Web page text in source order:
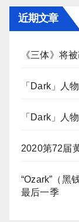
近期文章
《三体》将
「Dark」人
「Dark」人
2020第72届
“Ozark”（黑
最后一季